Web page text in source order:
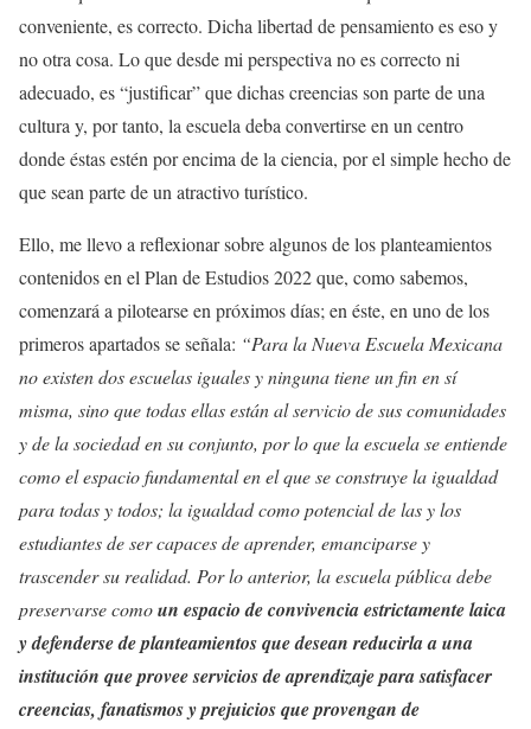
conveniente, es correcto. Dicha libertad de pensamiento es eso y
no otra cosa. Lo que desde mi perspectiva no es correcto ni
adecuado, es “justificar” que dichas creencias son parte de una
cultura y, por tanto, la escuela deba convertirse en un centro
donde éstas estén por encima de la ciencia, por el simple hecho de
que sean parte de un atractivo turístico.
Ello, me llevo a reflexionar sobre algunos de los planteamientos
contenidos en el Plan de Estudios 2022 que, como sabemos,
comenzará a pilotearse en próximos días; en éste, en uno de los
primeros apartados se señala: “Para la Nueva Escuela Mexicana
no existen dos escuelas iguales y ninguna tiene un fin en sí
misma, sino que todas ellas están al servicio de sus comunidades
y de la sociedad en su conjunto, por lo que la escuela se entiende
como el espacio fundamental en el que se construye la igualdad
para todas y todos; la igualdad como potencial de las y los
estudiantes de ser capaces de aprender, emanciparse y
trascender su realidad. Por lo anterior, la escuela pública debe
preservarse comoun espacio de convivencia estrictamente laica
y defenderse de planteamientos que desean reducirla a una
institución que provee servicios de aprendizaje para satisfacer
creencias, fanatismos y prejuicios que provengan de